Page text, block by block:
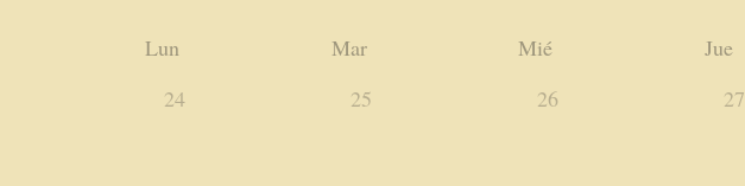
Seleccionar
Calendario
Actividades
Lun Mar Mié Jue
0
24 0
25 0
26 0
27